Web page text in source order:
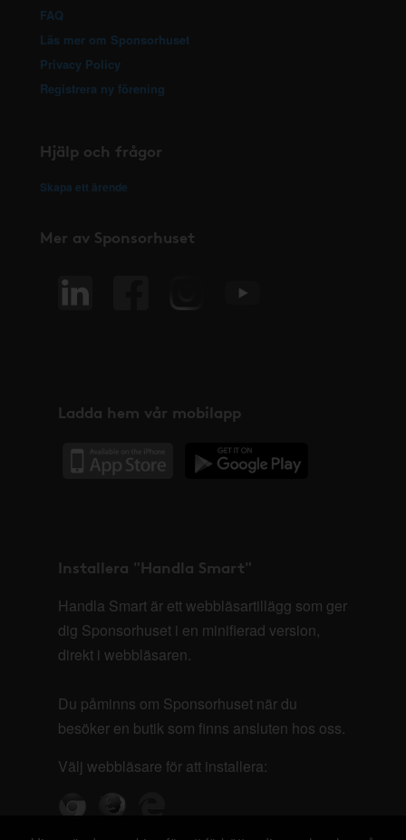
FAQ
Läs mer om Sponsorhuset
Privacy Policy
Registrera ny förening
Hjälp och frågor
Skapa ett ärende
Mer av Sponsorhuset
Ladda hem vår mobilapp
Installera "Handla Smart"
Handla Smart är ett webbläsartillägg som ger
dig Sponsorhuset i en minifierad version,
direkt i webbläsaren.
Du påminns om Sponsorhuset när du
besöker en butik som finns ansluten hos oss.
Välj webbläsare för att installera: